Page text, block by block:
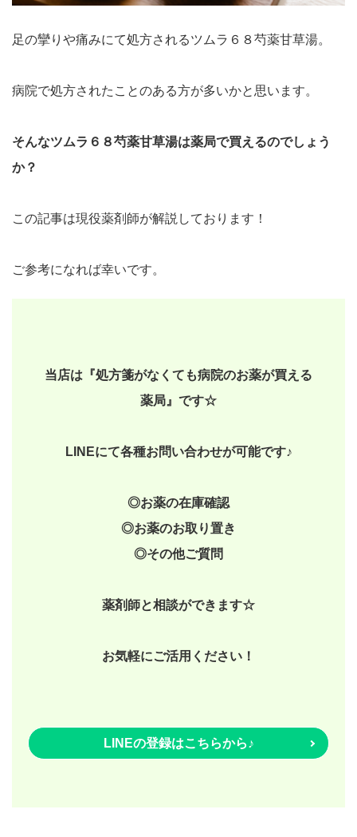
足の攣りや痛みにて処方されるツムラ６８芍薬甘草湯。
病院で処方されたことのある方が多いかと思います。
そんなツムラ６８芍薬甘草湯は薬局で買えるのでしょう
か？
この記事は現役薬剤師が解説しております！
ご参考になれば幸いです。
当店は『処方箋がなくても病院のお薬が買える
薬局』です☆
LINEにて各種お問い合わせが可能です♪
◎お薬の在庫確認
◎お薬のお取り置き
◎その他ご質問
薬剤師と相談ができます☆
お気軽にご活用ください！
LINEの登録はこちらから♪